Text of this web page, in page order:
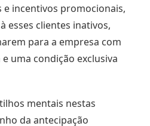
incentivos promocionais,
esses clientes inativos,
para a empresa com
uma condição exclusiva
mentais nestas
da antecipação